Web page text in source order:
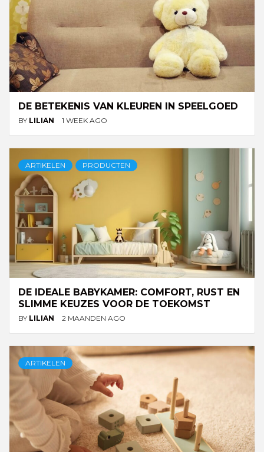
DE BETEKENIS VAN KLEUREN IN SPEELGOED
BY LILIAN 1 WEEK AGO
ARTIKELEN PRODUCTEN
DE IDEALE BABYKAMER: COMFORT, RUST EN
SLIMME KEUZES VOOR DE TOEKOMST
BY LILIAN 2 MAANDEN AGO
ARTIKELEN